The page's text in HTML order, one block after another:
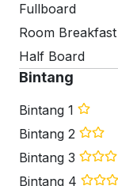
Fullboard
Room Breakfast
Half Board
Bintang
Bintang 1
Bintang 2
Bintang 3
Bintang 4